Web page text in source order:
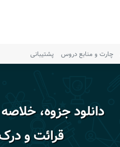
چارت و منابع دروس پشتیبانی
دانلود جزوه،
قرائت و